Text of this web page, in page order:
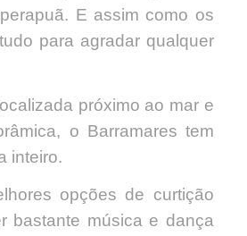
E assim como os
para agradar qualquer
próximo ao mar e
o Barramares tem
inteiro.
opções de curtição
bastante música e dança